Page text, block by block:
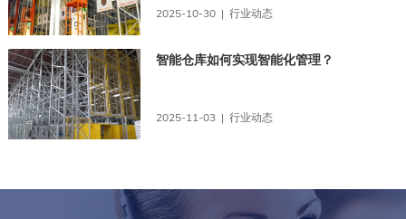
2025-10-30 | 行业动态
智能仓库如何实现智能化管理？
2025-11-03 | 行业动态